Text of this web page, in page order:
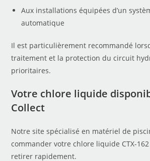
Aux installations équipées d’un
automatique
Il est particulièrement recommandé
traitement et la protection du circuit
prioritaires.
Votre chlore liquide
Collect
Notre site spécialisé en matériel de
commander votre chlore liquide CTX-
retirer rapidement.